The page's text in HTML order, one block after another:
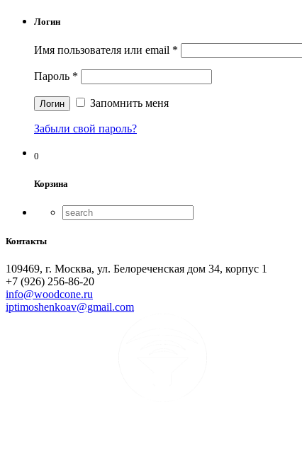
Логин
Имя пользователя или email *
Пароль *
Запомнить меня
Забыли свой пароль?
0
Корзина
Контакты
109469, г. Москва, ул. Белореченская дом 34, корпус 1
+7 (926) 256-86-20
info@woodcone.ru
iptimoshenkoav@gmail.com